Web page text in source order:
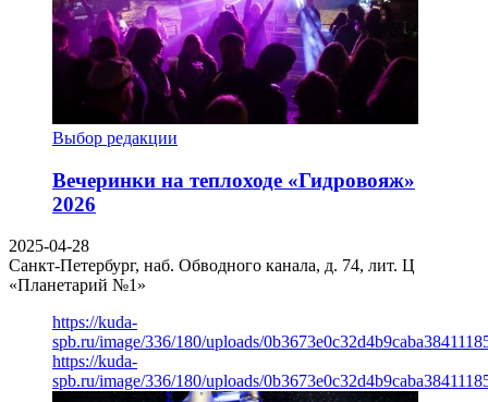
Выбор редакции
Вечеринки на теплоходе «Гидровояж»
2026
2025-04-28
Санкт-Петербург, наб. Обводного канала, д. 74, лит. Ц
«Планетарий №1»
https://kuda-
spb.ru/image/336/180/uploads/
https://kuda-
spb.ru/image/336/180/uploads/